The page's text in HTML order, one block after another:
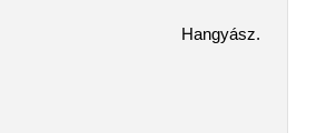
Hangyász.